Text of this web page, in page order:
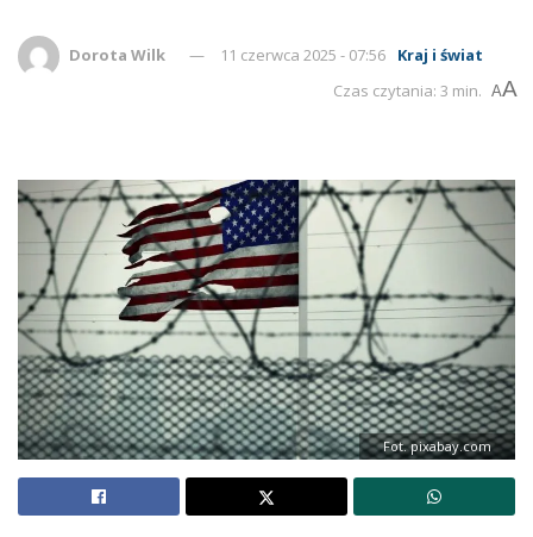
Dorota Wilk 11 czerwca 2025 - 07:56
Kraj i świat
Czas czytania: 3 min. AA
Fot. pixabay.com